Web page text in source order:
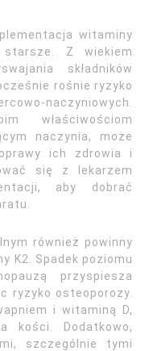
witaminy
Z wiekiem
składników
rośnie ryzyko
naczyniowych.
właściwościom
naczynia, może
ich zdrowia i
się z lekarzem
aby dobrać
również powinny
K2. Spadek poziomu
przyspiesza
ryzyko osteoporozy.
i witaminą D,
kości. Dodatkowo,
szczególnie tymi